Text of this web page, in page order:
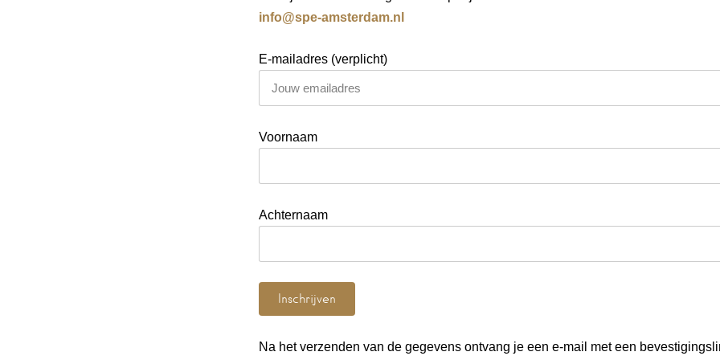
info@spe-amsterdam.nl
E-mailadres (verplicht)
Voornaam
Achternaam
Na het verzenden van de gegevens ontvang je een e-mail met een